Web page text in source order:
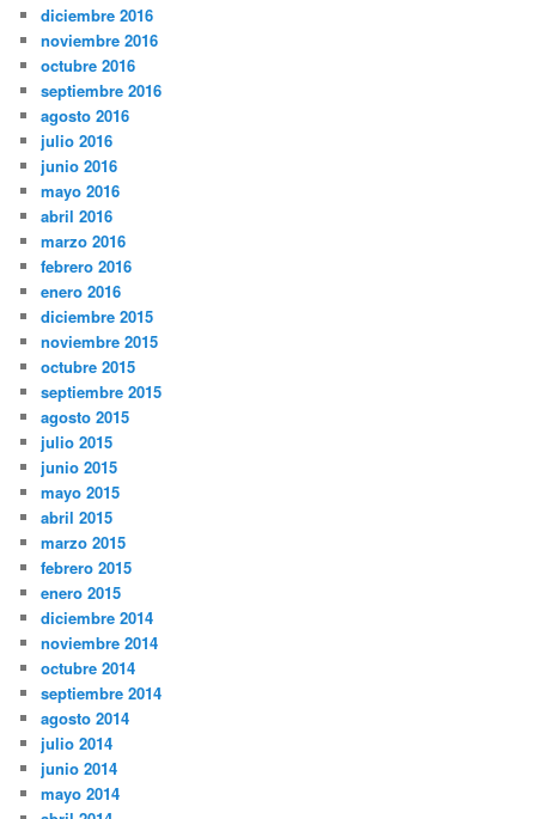
diciembre 2016
noviembre 2016
octubre 2016
septiembre 2016
agosto 2016
julio 2016
junio 2016
mayo 2016
abril 2016
marzo 2016
febrero 2016
enero 2016
diciembre 2015
noviembre 2015
octubre 2015
septiembre 2015
agosto 2015
julio 2015
junio 2015
mayo 2015
abril 2015
marzo 2015
febrero 2015
enero 2015
diciembre 2014
noviembre 2014
octubre 2014
septiembre 2014
agosto 2014
julio 2014
junio 2014
mayo 2014